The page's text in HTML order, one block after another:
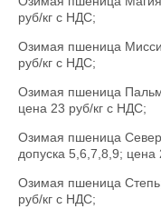
руб/кг с НДС;
Озимая пшеница
руб/кг с НДС;
Озимая пшеница
цена 23 руб/кг с НДС;
Озимая пшеница
допуска 5,6,7,8,9; цена
Озимая пшеница
руб/кг с НДС;